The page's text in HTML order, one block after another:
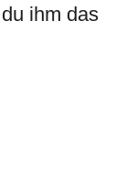
ihm das